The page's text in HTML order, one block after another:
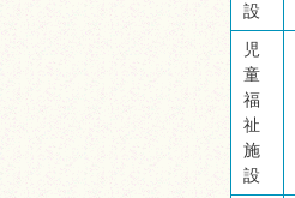
設
児
童
福
祉
施
設